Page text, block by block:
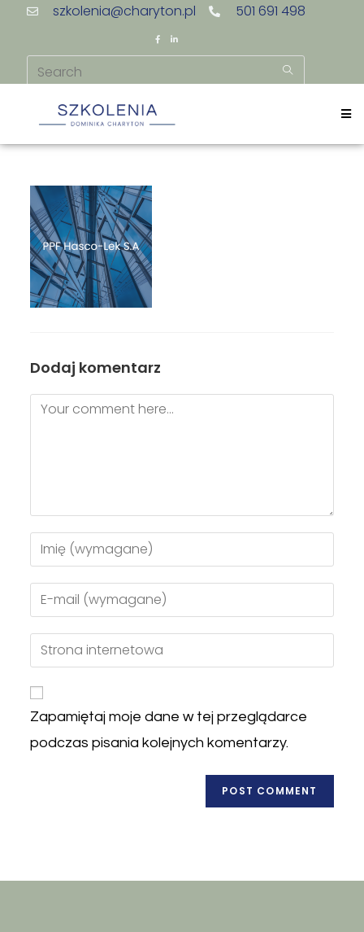
szkolenia@charyton.pl 501 691 498
Dodaj komentarz
Zapamiętaj moje dane w tej przeglądarce
podczas pisania kolejnych komentarzy.